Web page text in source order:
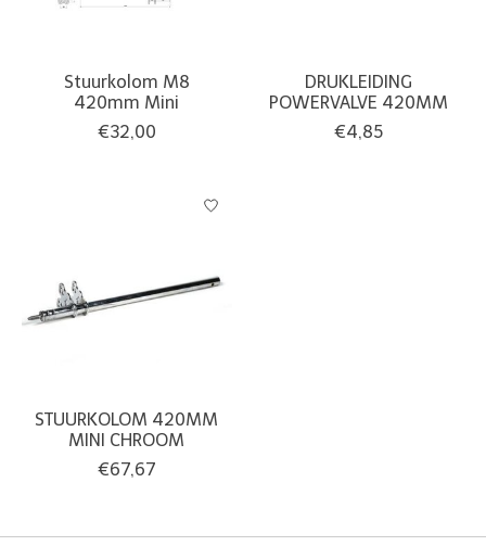
Stuurkolom M8
420mm Mini
€32,00
DRUKLEIDING
POWERVALVE 420MM
€4,85
STUURKOLOM 420MM
MINI CHROOM
€67,67